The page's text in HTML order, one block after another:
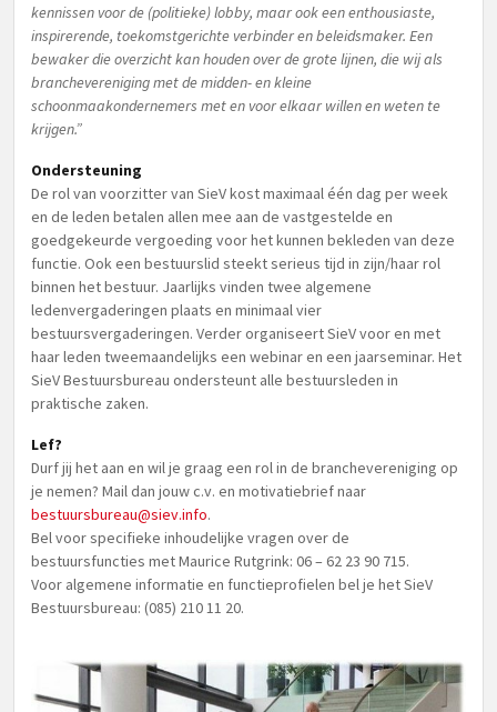
kennissen voor de (politieke) lobby, maar ook een enthousiaste,
inspirerende, toekomstgerichte verbinder en beleidsmaker. Een
bewaker die overzicht kan houden over de grote lijnen, die wij als
branchevereniging met de midden- en kleine
schoonmaakondernemers met en voor elkaar willen en weten te
krijgen.”
Ondersteuning
De rol van voorzitter van SieV kost maximaal één dag per week
en de leden betalen allen mee aan de vastgestelde en
goedgekeurde vergoeding voor het kunnen bekleden van deze
functie. Ook een bestuurslid steekt serieus tijd in zijn/haar rol
binnen het bestuur. Jaarlijks vinden twee algemene
ledenvergaderingen plaats en minimaal vier
bestuursvergaderingen. Verder organiseert SieV voor en met
haar leden tweemaandelijks een webinar en een jaarseminar. Het
SieV Bestuursbureau ondersteunt alle bestuursleden in
praktische zaken.
Lef?
Durf jij het aan en wil je graag een rol in de branchevereniging op
je nemen? Mail dan jouw c.v. en motivatiebrief naar
bestuursbureau@siev.info.
Bel voor specifieke inhoudelijke vragen over de
bestuursfuncties met Maurice Rutgrink: 06 – 62 23 90 715.
Voor algemene informatie en functieprofielen bel je het SieV
Bestuursbureau: (085) 210 11 20.